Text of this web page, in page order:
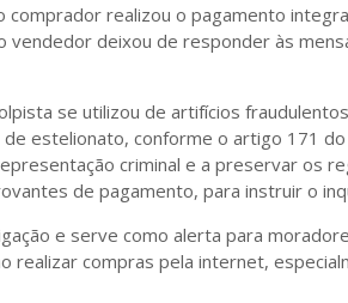
comprador realizou o pagamento
deixou de responder às
se utilizou de artifícios
estelionato, conforme o artigo 171 do
criminal e a preservar os
de pagamento, para instruir o
e serve como alerta para
realizar compras pela internet,